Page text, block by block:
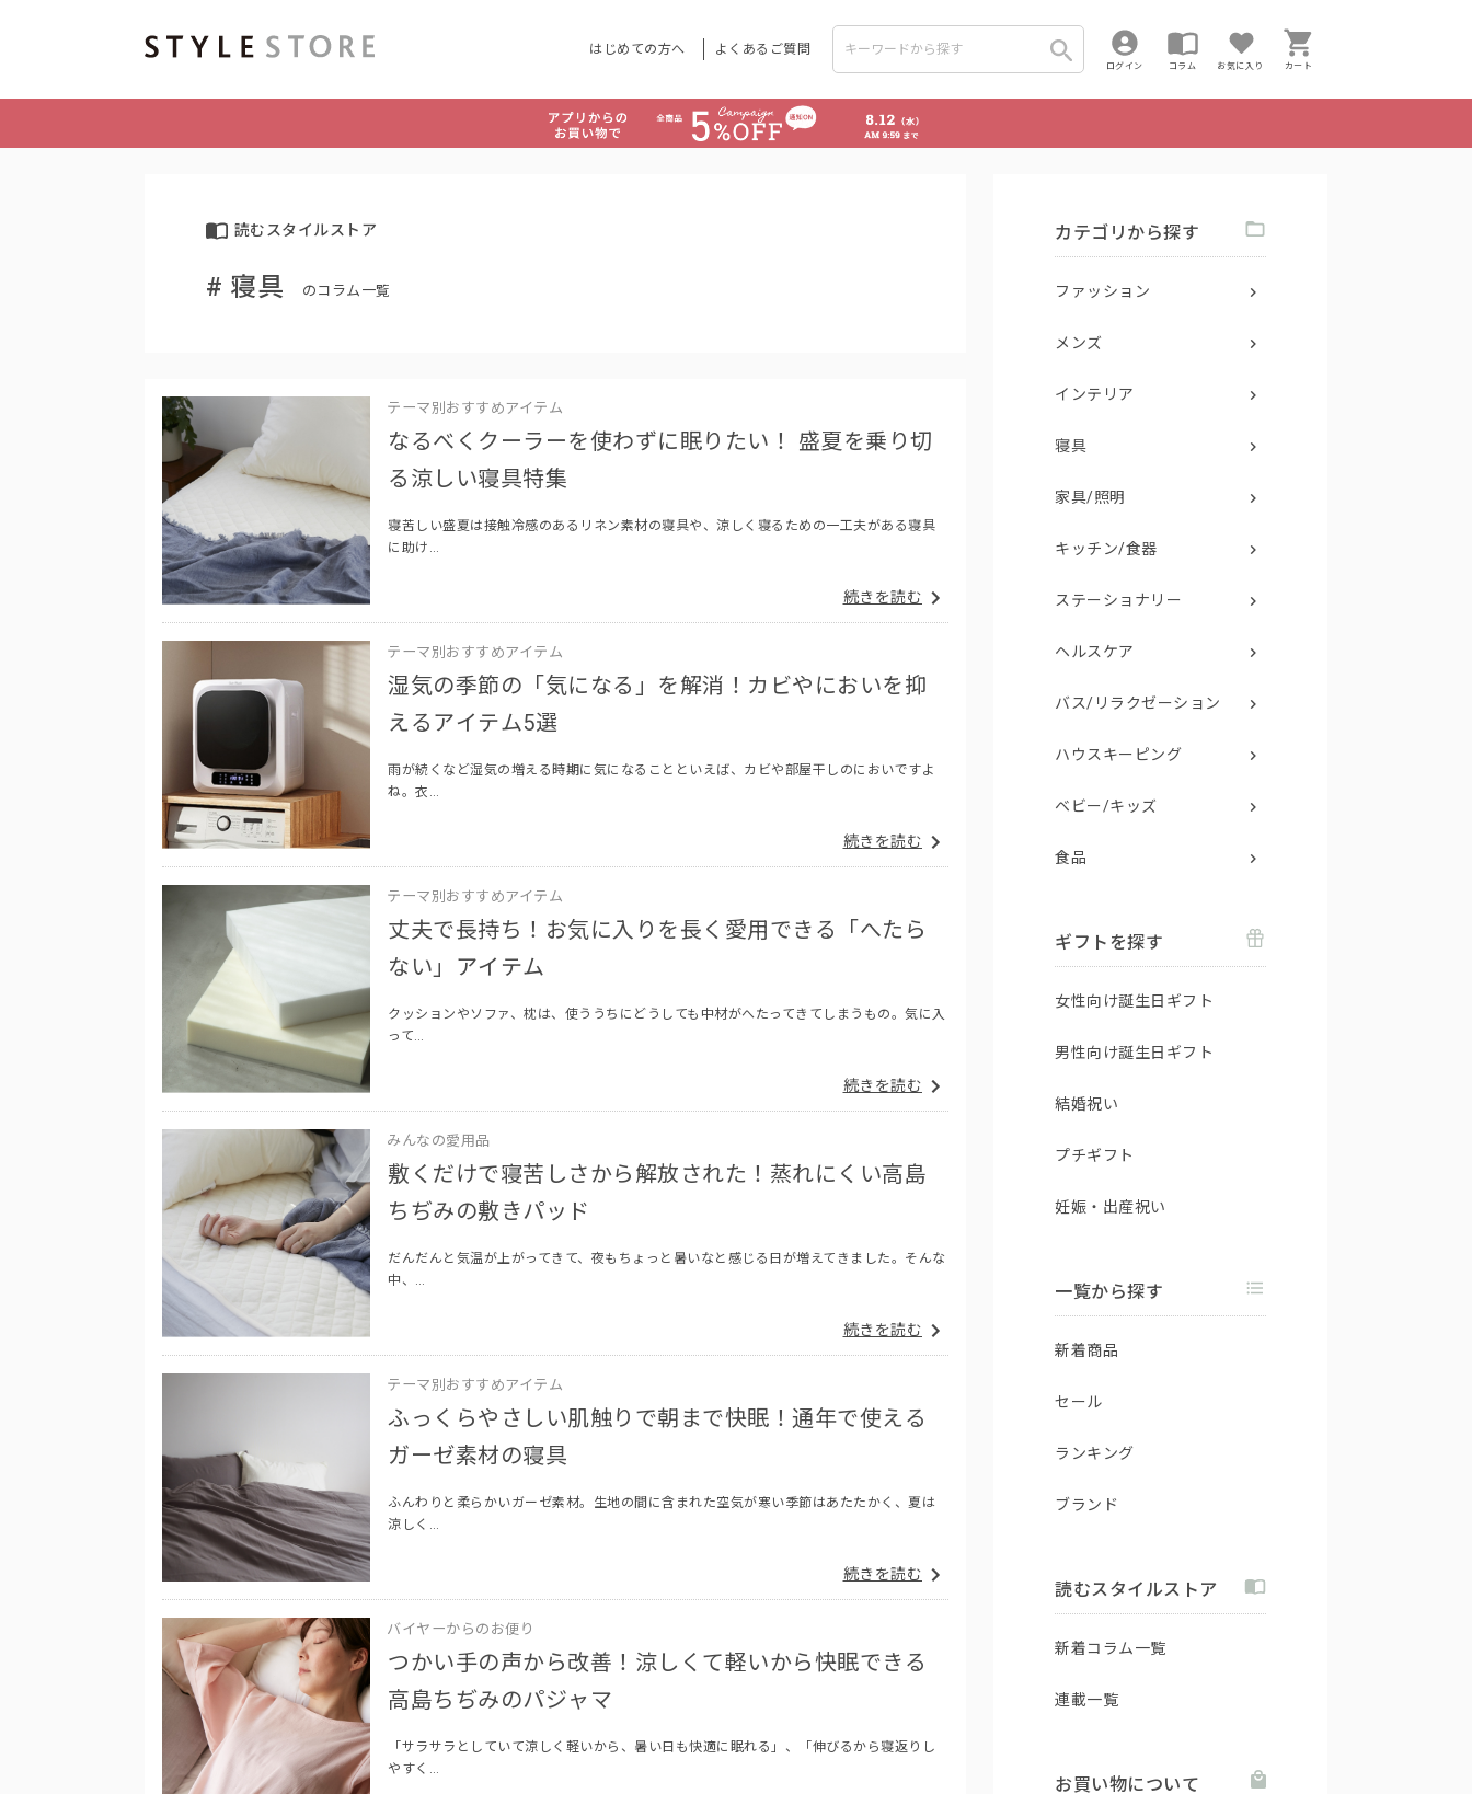
はじめての方へ よくあるご質問
ログイン コラム お気に入り カート
読むスタイルストア
# 寝具 のコラム一覧
テーマ別おすすめアイテム
なるべくクーラーを使わずに眠りたい！ 盛夏を乗り切
る涼しい寝具特集
寝苦しい盛夏は接触冷感のあるリネン素材の寝具や、涼しく寝るための一工夫がある寝具
に助け…
続きを読む
テーマ別おすすめアイテム
湿気の季節の「気になる」を解消！カビやにおいを抑
えるアイテム5選
雨が続くなど湿気の増える時期に気になることといえば、カビや部屋干しのにおいですよ
ね。衣…
続きを読む
テーマ別おすすめアイテム
丈夫で長持ち！お気に入りを長く愛用できる「へたら
ない」アイテム
クッションやソファ、枕は、使ううちにどうしても中材がへたってきてしまうもの。気に入
って…
続きを読む
みんなの愛用品
敷くだけで寝苦しさから解放された！蒸れにくい高島
ちぢみの敷きパッド
だんだんと気温が上がってきて、夜もちょっと暑いなと感じる日が増えてきました。そんな
中、…
続きを読む
テーマ別おすすめアイテム
ふっくらやさしい肌触りで朝まで快眠！通年で使える
ガーゼ素材の寝具
ふんわりと柔らかいガーゼ素材。生地の間に含まれた空気が寒い季節はあたたかく、夏は
涼しく…
続きを読む
バイヤーからのお便り
つかい手の声から改善！涼しくて軽いから快眠できる
高島ちぢみのパジャマ
「サラサラとしていて涼しく軽いから、暑い日も快適に眠れる」、「伸びるから寝返りし
やすく…
カテゴリから探す
ファッション
メンズ
インテリア
寝具
家具/照明
キッチン/食器
ステーショナリー
ヘルスケア
バス/リラクゼーション
ハウスキーピング
ベビー/キッズ
食品
ギフトを探す
女性向け誕生日ギフト
男性向け誕生日ギフト
結婚祝い
プチギフト
妊娠・出産祝い
一覧から探す
新着商品
セール
ランキング
ブランド
読むスタイルストア
新着コラム一覧
連載一覧
お買い物について